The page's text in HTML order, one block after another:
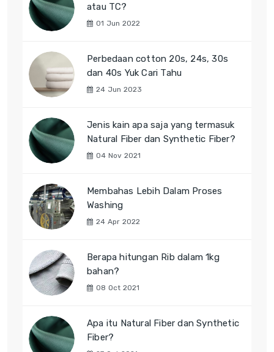
atau TC?
01 Jun 2022
Perbedaan cotton 20s, 24s, 30s
dan 40s Yuk Cari Tahu
24 Jun 2023
Jenis kain apa saja yang termasuk
Natural Fiber dan Synthetic Fiber?
04 Nov 2021
Membahas Lebih Dalam Proses
Washing
24 Apr 2022
Berapa hitungan Rib dalam 1kg
bahan?
08 Oct 2021
Apa itu Natural Fiber dan Synthetic
Fiber?